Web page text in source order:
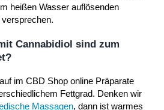
heißen Wasser auflösenden
Cannabidiol sind zum
im CBD Shop online Präparate
Fettgrad. Denken wir
Massagen, dann ist warmes